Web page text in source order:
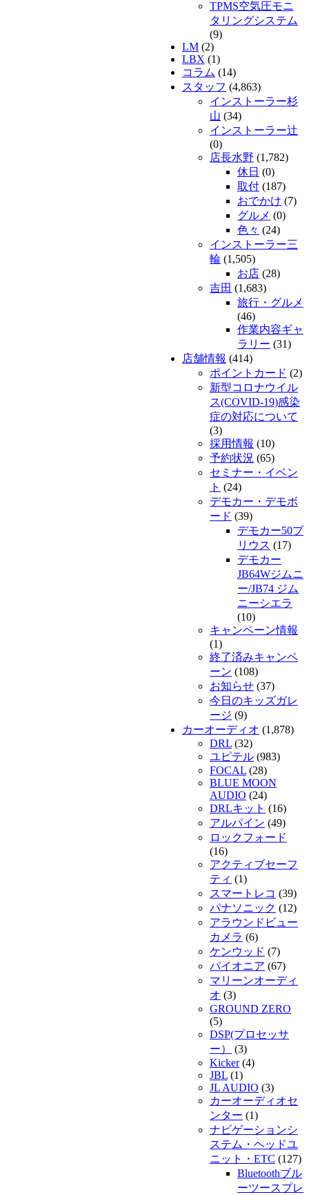
TPMS空気圧モニ
タリングシステム
(9)
LM (2)
LBX (1)
コラム (14)
スタッフ (4,863)
インストーラー杉
山 (34)
インストーラー辻
(0)
店長水野 (1,782)
休日 (0)
取付 (187)
おでかけ (7)
グルメ (0)
色々 (24)
インストーラー三
輪 (1,505)
お店 (28)
吉田 (1,683)
旅行・グルメ
(46)
作業内容ギャ
ラリー (31)
店舗情報 (414)
ポイントカード (2)
新型コロナウイル
ス(COVID-19)感染
症の対応について
(3)
採用情報 (10)
予約状況 (65)
セミナー・イベン
ト (24)
デモカー・デモボ
ード (39)
デモカー50プ
リウス (17)
デモカー
JB64Wジムニ
ー/JB74 ジム
ニーシエラ
(10)
キャンペーン情報
(1)
終了済みキャンペ
ーン (108)
お知らせ (37)
今日のキッズガレ
ージ (9)
カーオーディオ (1,878)
DRL (32)
ユピテル (983)
FOCAL (28)
BLUE MOON
AUDIO (24)
DRLキット (16)
アルパイン (49)
ロックフォード
(16)
アクティブセーフ
ティ (1)
スマートレコ (39)
パナソニック (12)
アラウンドビュー
カメラ (6)
ケンウッド (7)
パイオニア (67)
マリーンオーディ
オ (3)
GROUND ZERO
(5)
DSP(プロセッサ
ー）
(3)
Kicker(4)
JBL (1)
JL AUDIO (3)
カーオーディオセ
ンター (1)
ナビゲーションシ
ステム・ヘッドユ
ニット・ETC (127)
Bluetoothブル
ーツースプレ